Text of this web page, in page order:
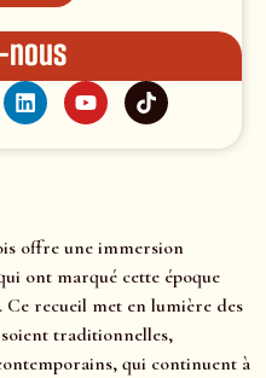
nous
offre une immersion
ont marqué cette époque
recueil met en lumière des
soient traditionnelles,
qui continuent à